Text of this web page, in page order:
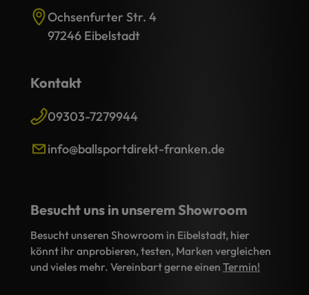
Ochsenfurter Str. 4
97246 Eibelstadt
Kontakt
09303-7279944
info@ballsportdirekt-franken.de
Besucht uns in unserem Showroom
Besucht unseren Showroom in Eibelstadt, hier
könnt ihr anprobieren, testen, Marken vergleichen
und vieles mehr. Vereinbart gerne einen Termin!